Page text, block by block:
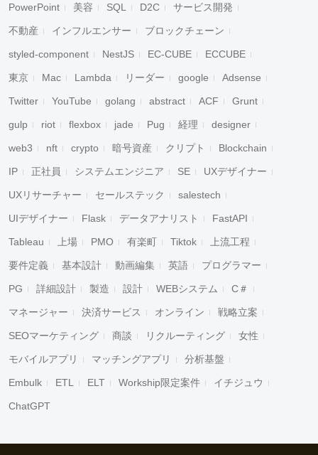
PowerPoint 美容 SQL D2C サービス開発
不動産 インフルエンサー ブロックチェーン
styled-component NestJS EC-CUBE ECCUBE
東京 Mac Lambda リーダー google Adsense
Twitter YouTube golang abstract ACF Grunt
gulp riot flexbox jade Pug 経理 designer
web3 nft crypto 暗号資産 クリプト Blockchain
IP 正社員 システムエンジニア SE UXデザイナー
UXリサーチャー セールステック salestech
UIデザイナー Flask データアナリスト FastAPI
Tableau 上場 PMO 有楽町 Tiktok 上流工程
要件定義 基本設計 動画編集 英語 プログラマー
PG 詳細設計 製造 設計 WEBシステム C＃
マネージャー 決済サービス オンライン 戦略立案
SEOマーケティング 商談 リクルーティング 女性
モバイルアプリ マッチングアプリ 分析基盤
Embulk ETL ELT Workship限定案件 イチジュウ
ChatGPT